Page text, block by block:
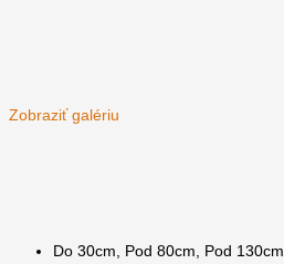
Zobraziť galériu
Do 30cm, Pod 80cm, Pod 130cm